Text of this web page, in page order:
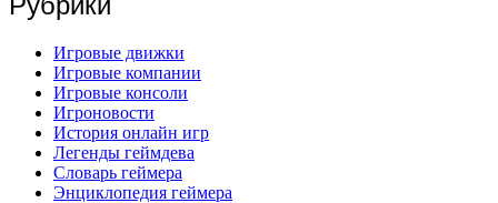
Игровые движки
Игровые компании
Игровые консоли
Игроновости
История онлайн игр
Легенды геймдева
Словарь геймера
Энциклопедия геймера